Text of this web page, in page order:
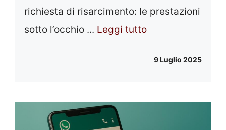
richiesta di risarcimento: le prestazioni
sotto l’occhio ... Leggi tutto
9 Luglio 2025